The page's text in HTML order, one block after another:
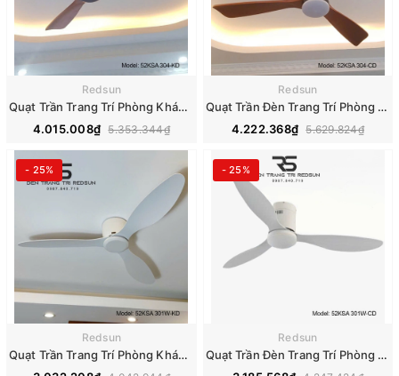
Redsun
Quạt Trần Trang Trí Phòng Khách, Phòng Ngủ - 52KSA 304-KD
4.015.008₫ 5.353.344₫
Redsun
Quạt Trần Đèn Trang Trí Phòng Khách, Phòng Ngủ - 52KSA 304-CD
4.222.368₫ 5.629.824₫
- 25%
Redsun
Quạt Trần Trang Trí Phòng Khách, Phòng Ngủ - 52KSA 301W-KD
- 25%
Redsun
Quạt Trần Đèn Trang Trí Phòng Khách, Phòng Ngủ - 52KSA 301W-CD